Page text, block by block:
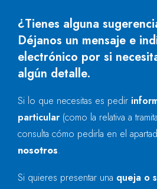
¿Tienes alguna
Déjanos un mensaje e
electrónico por si
algún detalle.
Si lo que necesitas es pedir
particular (como la relativa a
consulta cómo pedirla en el
nosotros.
Si quieres presentar una queja o